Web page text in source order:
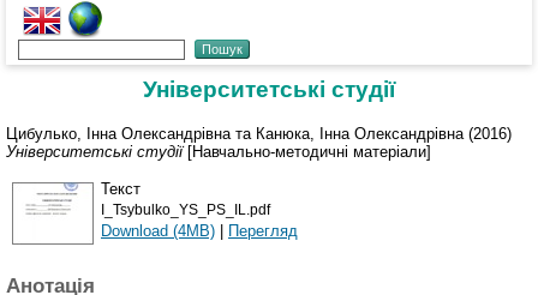
Університетські студії
Цибулько, Інна Олександрівна та Канюка, Інна Олександрівна (2016)
Університетські студії[Навчально-методичні матеріали]
Текст
I_Tsybulko_YS_PS_IL.pdf
Download (4MB) | Перегляд
Анотація